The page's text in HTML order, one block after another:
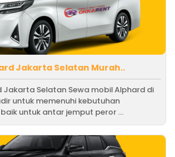
Jakarta Selatan Murah..
Jakarta Selatan Sewa mobil Alphard di
untuk memenuhi kebutuhan
untuk antar jemput peror ...